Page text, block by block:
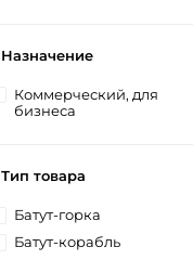
Назначение
Коммерческий, для
бизнеса
Тип товара
Батут-горка
Батут-корабль